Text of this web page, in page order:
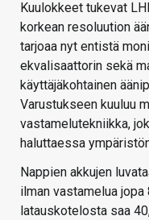
Kuulokkeet tukevat
korkean resoluution
tarjoaa nyt entistä
ekvalisaattorin sekä
käyttäjäkohtainen
Varustukseen kuuluu
vastamelutekniikka,
haluttaessa
Nappien akkujen
ilman vastamelua
latauskotelosta saa